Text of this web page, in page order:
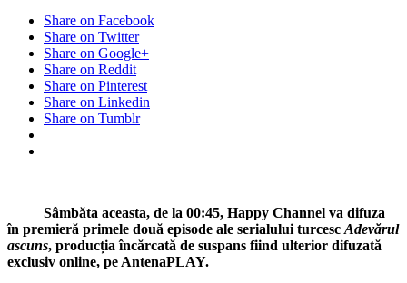
Share on Facebook
Share on Twitter
Share on Google+
Share on Reddit
Share on Pinterest
Share on Linkedin
Share on Tumblr
Sâmbăta aceasta, de la 00:45, Happy Channel va difuza
în premieră primele două episode ale serialului turcesc Adevărul
ascuns, producția încărcată de suspans fiind ulterior difuzată
exclusiv online, pe AntenaPLAY.